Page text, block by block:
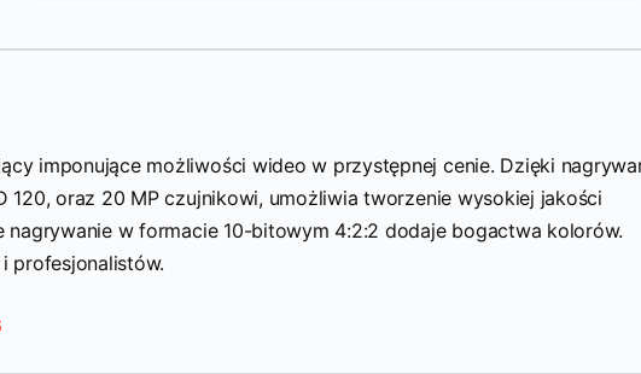
imponujące możliwości wideo w przystępnej cenie. Dzięki
120, oraz 20 MP czujnikowi, umożliwia tworzenie wysokiej jakości
w formacie 10-bitowym 4:2:2 dodaje bogactwa kolorów.
profesjonalistów.